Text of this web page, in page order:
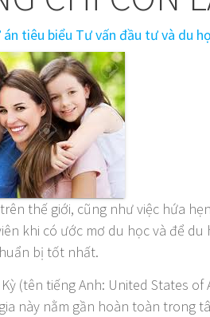
án tiêu biểu Tư vấn đầu tư và du
thế giới, cũng như việc hứa
khi có ước mơ du học và để
bị tốt nhất.
(tên tiếng Anh: United States
này nằm gần hoàn toàn trong